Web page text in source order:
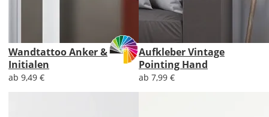
Wandtattoo Anker &
Initialen
ab 9,49 €
Aufkleber Vintage
Pointing Hand
ab 7,99 €